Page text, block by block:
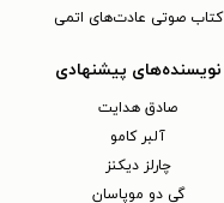
کتاب صوتی عادت‌های اتمی
نویسنده‌های پیشنهادی
صادق هدایت
آلبر کامو
چارلز دیکنز
گی دو موپاسان